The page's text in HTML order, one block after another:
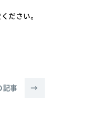
ださい。
記事 →